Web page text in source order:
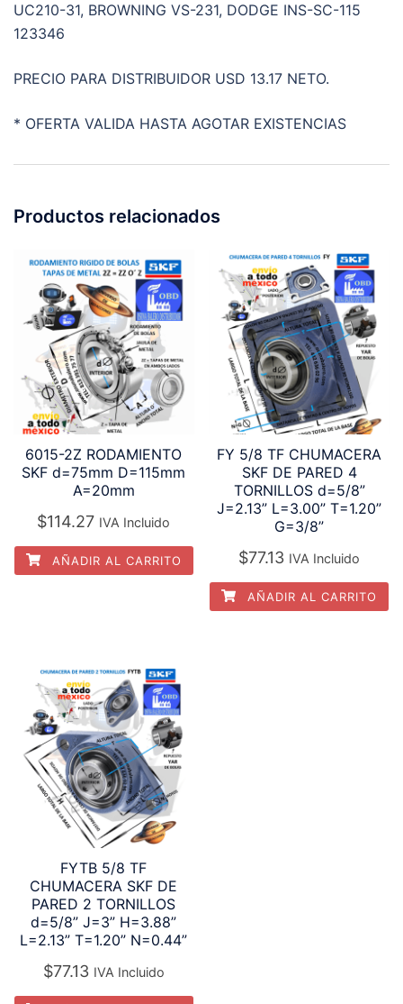
UC210-31, BROWNING VS-231, DODGE INS-SC-115
123346
PRECIO PARA DISTRIBUIDOR USD 13.17 NETO.
* OFERTA VALIDA HASTA AGOTAR EXISTENCIAS
Productos relacionados
6015-2Z RODAMIENTO
SKF d=75mm D=115mm
A=20mm
$114.27 IVA Incluido
AÑADIR AL CARRITO
FY 5/8 TF CHUMACERA
SKF DE PARED 4
TORNILLOS d=5/8”
J=2.13” L=3.00” T=1.20”
G=3/8”
$77.13 IVA Incluido
AÑADIR AL CARRITO
FYTB 5/8 TF
CHUMACERA SKF DE
PARED 2 TORNILLOS
d=5/8” J=3” H=3.88”
L=2.13” T=1.20” N=0.44”
$77.13 IVA Incluido